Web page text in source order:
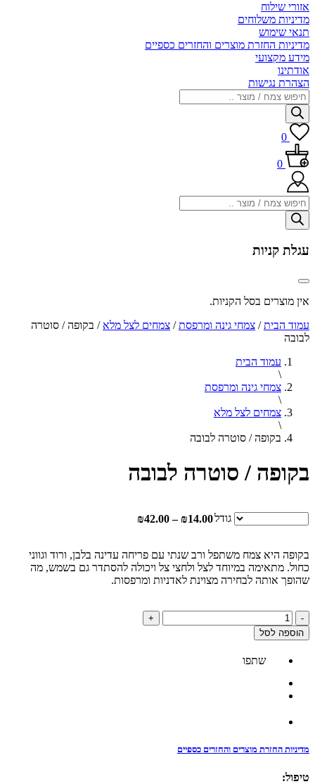
אזורי שילוח
מדיניות משלוחים
תנאי שימוש
מדיניות החזרת מוצרים והחזרים כספיים
מידע מקצועי
אודתינו
הצהרת נגישות
Products
search
0
0
Products
search
עגלת קניות
אין מוצרים בסל הקניות.
עמוד הבית/ צמחי גינה ומרפסת/ צמחים לצל מלא/ בקופה / סוטרה
לבובה
עמוד הבית
\
צמחי גינה ומרפסת
\
צמחים לצל מלא
\
בקופה / סוטרה לבובה
בקופה / סוטרה לבובה
גודל ₪14.00
–
₪42.00
עד
בקופה היא צמח משתפל ורב שנתי עם פריחה עדינה בלבן, ורוד וגווני
כחול. מתאימה במיוחד לצל ולחצי צל ויכולה להסתדר גם בשמש, מה
שהופך אותה לבחירה מצוינת לאדניות ומרפסות.
-
כמות
של
בקופה
סוטרה
לבובה
+
הוספה לסל
שתפו
מדיניות החזרת מוצרים והחזרים כספיים
טיפול: